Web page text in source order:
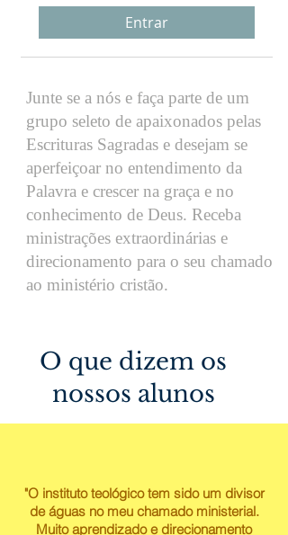
Entrar
Junte se a nós e faça parte de um
grupo seleto de apaixonados pelas
Escrituras Sagradas e desejam se
aperfeiçoar no entendimento da
Palavra e crescer na graça e no
conhecimento de Deus. Receba
ministrações extraordinárias e
direcionamento para o seu chamado
ao ministério cristão.
O que dizem os
nossos alunos
"O instituto teológico tem sido um divisor
de águas no meu chamado ministerial.
Muito aprendizado e direcionamento